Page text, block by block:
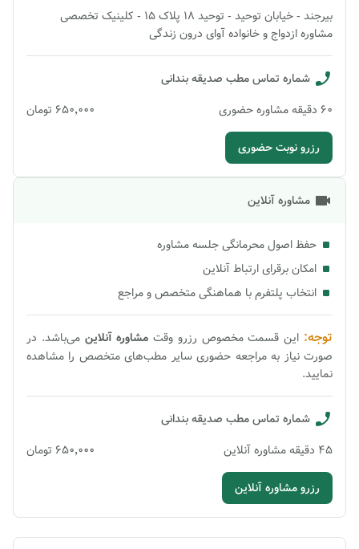
بیرجند - خیابان توحید - توحید 18 پلاک 15 - کلینیک تخصصی
مشاوره ازدواج و خانواده آوای درون زندگی
شماره تماس مطب صدیقه بندانی
60 دقیقهمشاوره حضوری ۶۵۰٬۰۰۰ تومان
رزرو نوبت حضوری
مشاوره آنلاین
حفظ اصول محرمانگی جلسه مشاوره
امکان برقرای ارتباط آنلاین
انتخاب پلتفرم با هماهنگی متخصص و مراجع
توجه: این قسمت مخصوص رزرو وقت مشاورهآنلاین می‌باشد. در
صورت نیاز به مراجعه حضوری سایر مطب‌های متخصص را مشاهده
نمایید.
شماره تماس مطب صدیقه بندانی
45 دقیقهمشاوره آنلاین ۶۵۰٬۰۰۰ تومان
رزرو مشاوره آنلاین